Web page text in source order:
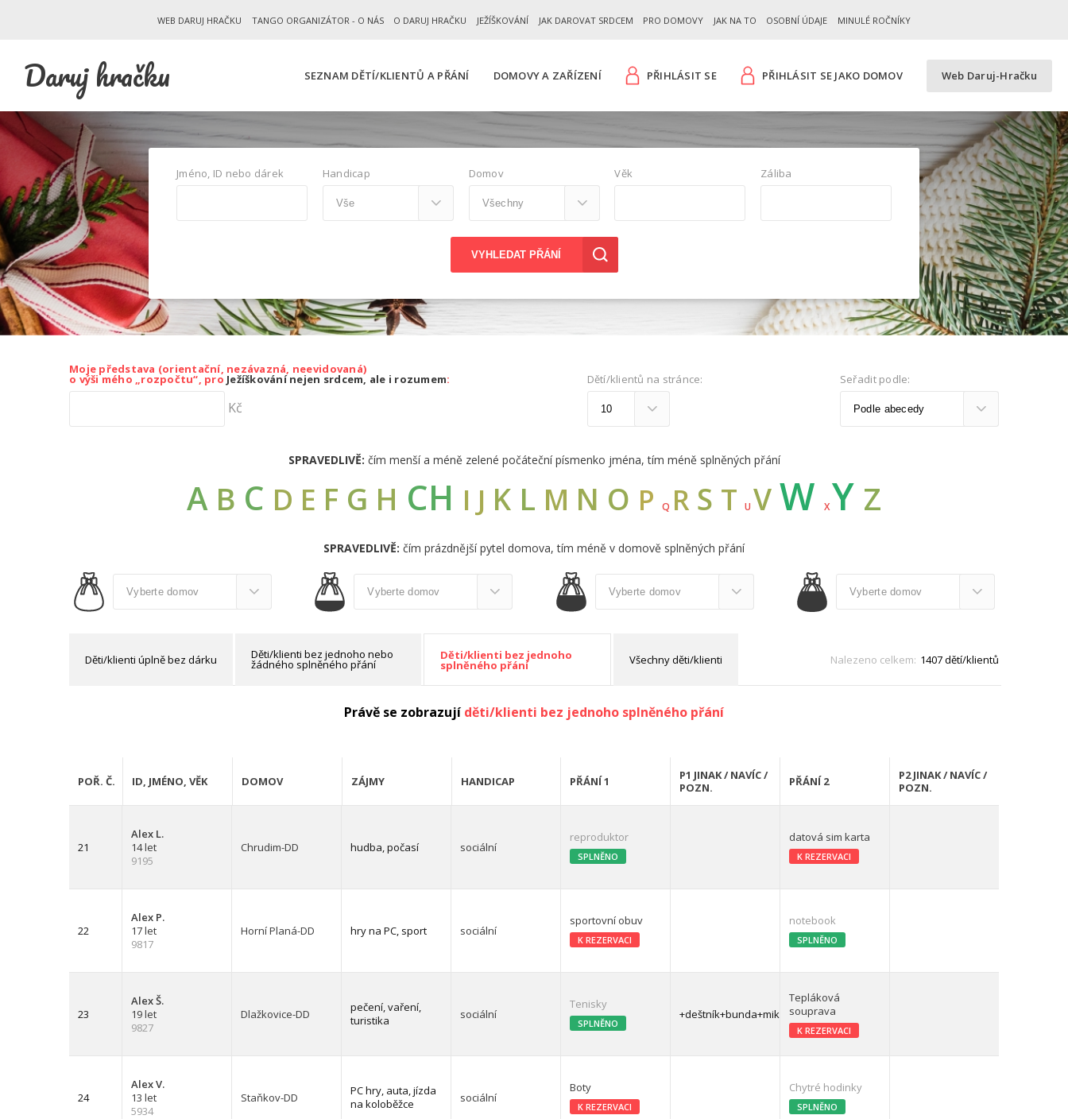
WEB DARUJ HRAČKU TANGO ORGANIZÁTOR - O NÁS O DARUJ HRAČKU JEŽÍŠKOVÁNÍ JAK DAROVAT SRDCEM PRO DOMOVY JAK NA TO OSOBNÍ ÚDAJE MINULÉ ROČNÍKY
Daruj hračku SEZNAM DĚTÍ/KLIENTŮ A PŘÁNÍ DOMOVY A ZAŘÍZENÍ PŘIHLÁSIT SE PŘIHLÁSIT SE JAKO DOMOV Web Daruj-Hračku
Jméno, ID nebo dárek Handicap Domov Věk Záliba
VYHLEDAT PŘÁNÍ
Moje představa (orientační, nezávazná, neevidovaná)
o výši mého „rozpočtu“, pro Ježíškování nejen srdcem, ale i rozumem:
Kč
Dětí/klientů na stránce: Seřadit podle:
SPRAVEDLIVĚ: čím menší a méně zelené počáteční písmenko jména, tím méně splněných přání
A B C D E F G H CH I J K L M N O P Q R S T U VW XY Z
SPRAVEDLIVĚ: čím prázdnější pytel domova, tím méně v domově splněných přání
Děti/klienti úplně bez dárku Děti/klienti bez jednoho nebo
žádného splněného přání
Děti/klienti bez jednoho
splněného přání Všechny děti/klienti Nalezeno celkem: 1407 dětí/klientů
Právě se zobrazují děti/klienti bez jednoho splněného přání
POŘ. Č. ID, JMÉNO, VĚK DOMOV ZÁJMY HANDICAP PŘÁNÍ 1
P1 JINAK / NAVÍC /
POZN.
PŘÁNÍ 2
P2 JINAK / NAVÍC /
POZN.
21
Alex L.
14 let
9195
Chrudim-DD hudba, počasí sociální
reproduktor
SPLNĚNO
datová sim karta
K REZERVACI
22
Alex P.
17 let
9817
Horní Planá-DD hry na PC, sport sociální
sportovní obuv
K REZERVACI
notebook
SPLNĚNO
23
Alex Š.
19 let
9827
Dlažkovice-DD
pečení, vaření,
turistika
sociální
Tenisky
SPLNĚNO
+deštník+bunda+mikina
Tepláková
souprava
K REZERVACI
24
Alex V.
13 let
5934
Staňkov-DD
PC hry, auta, jízda
na koloběžce
sociální
Boty
K REZERVACI
Chytré hodinky
SPLNĚNO